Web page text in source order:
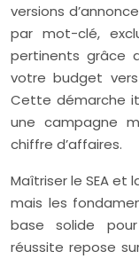
versions
par mot-clé,
pertinents grâce
votre budget
Cette démarche
une campagne
chiffre d’affaires.
Maîtriser le SEA et
mais les
base solide
réussite repose